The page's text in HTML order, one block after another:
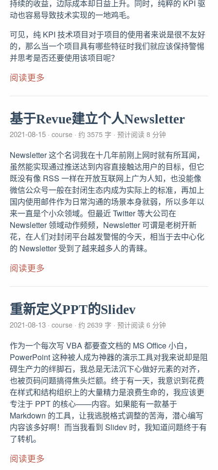
持续的收益，边际成本却日益上升。同时，纯粹的 KPI 驱
动也容易导致技术实现的一地鸡毛。
可见，纯 KPI 技术项目对于项目的使用者来说是很不友好
的，那么当一个项目具有哪些特征时我们就应该保持警惕
并思考是否还要使用该项目呢？
阅读更多
基于Revue建立个人Newsletter
2021-08-15 course 约 3575 字 预计阅读 8 分钟
Newsletter 这个名词我在十几年前刚上网时就有所耳闻，
虽然能实现通过推送达到内容直接触达用户的目标，但它
既没有像 RSS 一样在开放互联网上广为人知，也没能像
微信公众号一般在封闭生态内成为实际上的标准，再加上
国内使用邮件作为日常沟通的场景本身就弱，所以多年以
来一直是个小众领域。但最近 Twitter 等大公司在
Newsletter 领域动作频频，Newsletter 可谓是老树开新
花，在人们对封闭平台越发警惕的今天，相当于去中心化
的 Newsletter 受到了越来越多人的青睐。
阅读更多
重新定义PPT的Slidev
2021-08-13 course 约 2639 字 预计阅读 6 分钟
作为一个每次写 VBA 都要查文档的 MS Office 小白，
PowerPoint 这种被人成为神器的演示工具对我来说却是阻
碍生产力的绊脚石，我总是无法沉下心做好元素的对齐，
也被页码问题搞得焦头烂额。终于有一天，我意识到花费
在样式和结构组织上的大量精力是浪费生命的，我应该更
专注于 PPT 的核心——内容。如果能有一款基于
Markdown 的工具，让我逃脱格式调整的苦海，潜心编写
内容该多好啊！而当我看到 Slidev 时，我知道问题终于有
了转机。
阅读更多